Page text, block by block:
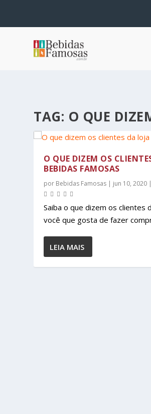
TAG: O QUE
O QUE DIZEM OS
BEBIDAS FAMOSAS
por Bebidas Famosas | jun 10, 2020 |
Saiba o que dizem os clientes
você que gosta de fazer
LEIA MAIS